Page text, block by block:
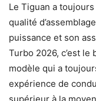
Le Tiguan a
qualité
puissance et son
Turbo 2026, c’est
modèle qui a
expérience de